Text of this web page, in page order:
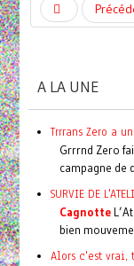
A LA UNE
Trrrans Zero a
Grrrnd Zero
campagne de
SURVIE DE
Cagnotte
bien
Alors c'est vrai,